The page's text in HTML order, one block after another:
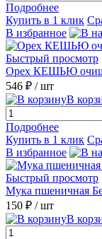
Подробнее
Купить в 1 клик
В избранное
Быстрый просмотр
Орех КЕШЬЮ
546 ₽ / шт
В
Подробнее
Купить в 1 клик
В избранное
Быстрый просмотр
Мука пшеничная
150 ₽ / шт
В